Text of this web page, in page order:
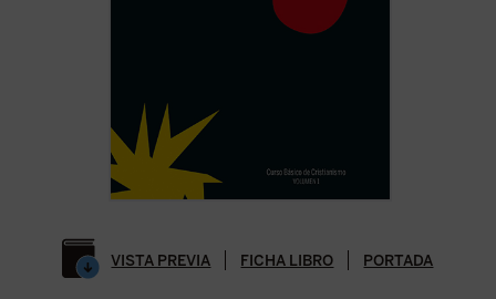
VISTA PREVIA FICHA LIBRO PORTADA